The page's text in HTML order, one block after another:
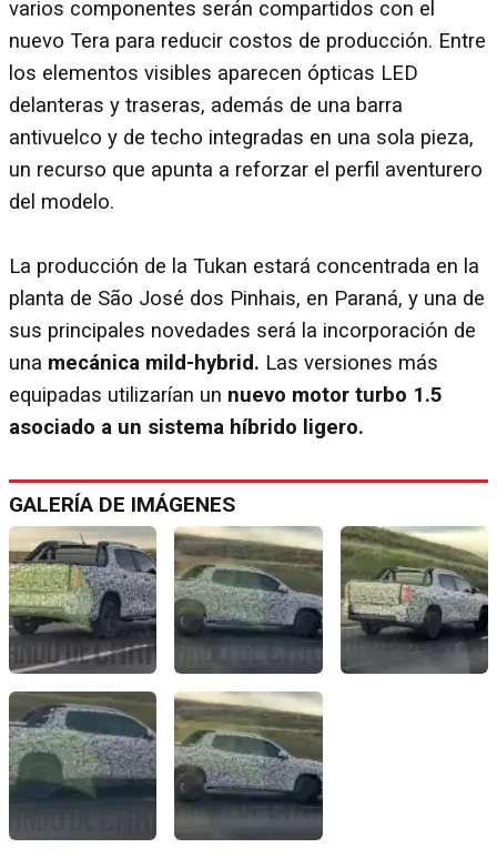
varios componentes serán compartidos con el
nuevo Tera para reducir costos de producción. Entre
los elementos visibles aparecen ópticas LED
delanteras y traseras, además de una barra
antivuelco y de techo integradas en una sola pieza,
un recurso que apunta a reforzar el perfil aventurero
del modelo.
La producción de la Tukan estará concentrada en la
planta de São José dos Pinhais, en Paraná, y una de
sus principales novedades será la incorporación de
una mecánica mild-hybrid. Las versiones más
equipadas utilizarían un nuevo motor turbo 1.5
asociado a un sistema híbrido ligero.
GALERÍA DE IMÁGENES